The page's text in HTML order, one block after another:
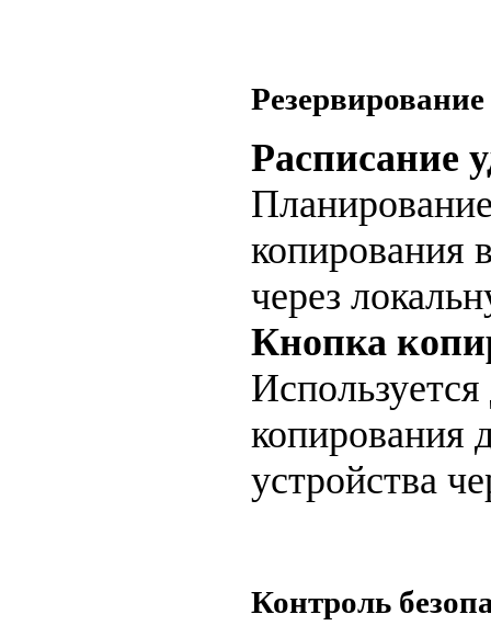
Резервирование
Расписание
копирования
через
Кнопка
копирования
устройства
Контроль